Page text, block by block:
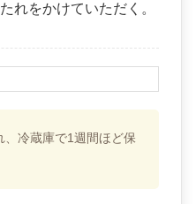
れをかけていただく。
、冷蔵庫で1週間ほど保